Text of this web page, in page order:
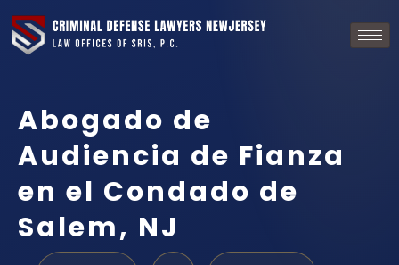
Abogado de
Audiencia de Fianza
en el Condado de
Salem, NJ